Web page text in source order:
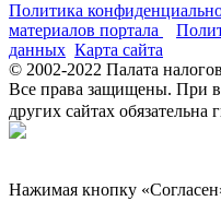
Политика
материалов портала
данных Карта сайта
© 2002-2022 Палата
Все права защищены. При
других сайтах обязательна
Нажимая кнопку